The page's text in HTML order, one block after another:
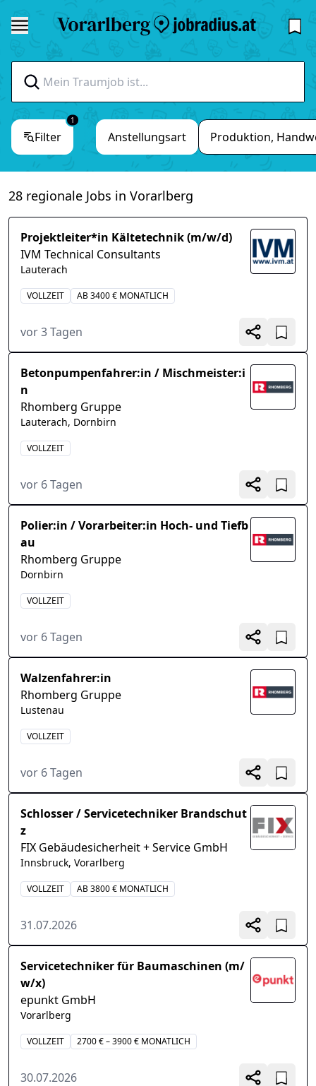
Filter
1
Anstellungsart Produktion,
28 regionale Jobs in Vorarlberg
Projektleiter*in Kältetechnik (m/w/d)
IVM Technical Consultants
Lauterach
VOLLZEIT AB 3400 € MONATLICH
vor 3 Tagen
Betonpumpenfahrer:in / Mischmeister:i
n
Rhomberg Gruppe
Lauterach, Dornbirn
VOLLZEIT
vor 6 Tagen
Polier:in / Vorarbeiter:in Hoch- und Tiefb
au
Rhomberg Gruppe
Dornbirn
VOLLZEIT
vor 6 Tagen
Walzenfahrer:in
Rhomberg Gruppe
Lustenau
VOLLZEIT
vor 6 Tagen
Schlosser / Servicetechniker Brandschut
z
FIX Gebäudesicherheit + Service GmbH
Innsbruck, Vorarlberg
VOLLZEIT AB 3800 € MONATLICH
31.07.2026
Servicetechniker für Baumaschinen (m/
w/x)
epunkt GmbH
Vorarlberg
VOLLZEIT 2700 € – 3900 € MONATLICH
30.07.2026